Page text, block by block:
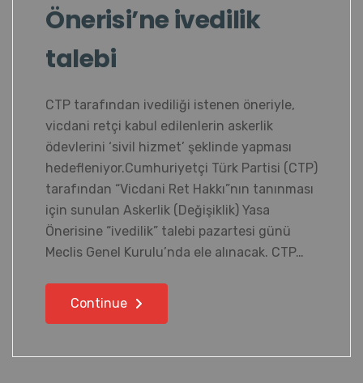
Önerisi’ne ivedilik
talebi
CTP tarafından ivediliği istenen öneriyle,
vicdani retçi kabul edilenlerin askerlik
ödevlerini ‘sivil hizmet’ şeklinde yapması
hedefleniyor.Cumhuriyetçi Türk Partisi (CTP)
tarafından “Vicdani Ret Hakkı”nın tanınması
için sunulan Askerlik (Değişiklik) Yasa
Önerisine “ivedilik” talebi pazartesi günü
Meclis Genel Kurulu’nda ele alınacak. CTP…
Continue